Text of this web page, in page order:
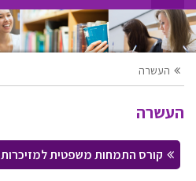
העשרה
העשרה
קורס התמחות משפטית למזיכרות